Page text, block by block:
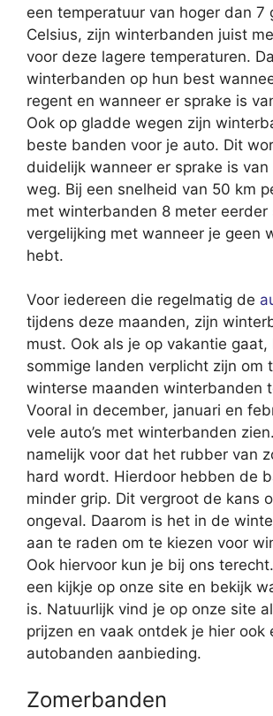
een temperatuur van hoger dan 7
Celsius, zijn winterbanden juist
voor deze lagere temperaturen.
winterbanden op hun best
regent en wanneer er sprake is
Ook op gladde wegen zijn
beste banden voor je auto. Dit
duidelijk wanneer er sprake is van
weg. Bij een snelheid van 50 km
met winterbanden 8 meter eerder
vergelijking met wanneer je geen
hebt.
Voor iedereen die regelmatig de
tijdens deze maanden, zijn
must. Ook als je op vakantie gaat,
sommige landen verplicht zijn om
winterse maanden winterbanden
Vooral in december, januari en
vele auto’s met winterbanden
namelijk voor dat het rubber van
hard wordt. Hierdoor hebben de
minder grip. Dit vergroot de kans
ongeval. Daarom is het in de
aan te raden om te kiezen voor
Ook hiervoor kun je bij ons
een kijkje op onze site en bekijk
is. Natuurlijk vind je op onze site
prijzen en vaak ontdek je hier ook
autobanden aanbieding.
Zomerbanden